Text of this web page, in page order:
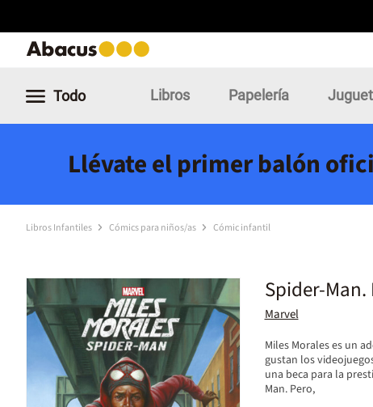
Todo Libros Papelería
Llévate el primer balón
Libros Infantiles Cómics para niños/as Cómic infantil
Spider-Man.
Marvel
Miles Morales es un
gustan los
una beca para la
Man. Pero,